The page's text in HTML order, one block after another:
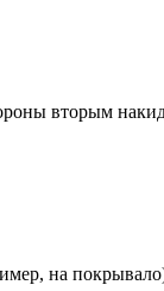
вторым
на